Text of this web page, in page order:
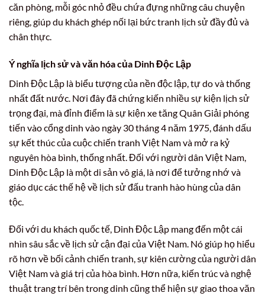
căn phòng, mỗi góc nhỏ đều chứa đựng những câu chuyện
riêng, giúp du khách ghép nối lại bức tranh lịch sử đầy đủ và
chân thực.
Ý nghĩa lịch sử và văn hóa của Dinh Độc Lập
Dinh Độc Lập là biểu tượng của nền độc lập, tự do và thống
nhất đất nước. Nơi đây đã chứng kiến nhiều sự kiện lịch sử
trọng đại, mà đỉnh điểm là sự kiện xe tăng Quân Giải phóng
tiến vào cổng dinh vào ngày 30 tháng 4 năm 1975, đánh dấu
sự kết thúc của cuộc chiến tranh Việt Nam và mở ra kỷ
nguyên hòa bình, thống nhất. Đối với người dân Việt Nam,
Dinh Độc Lập là một di sản vô giá, là nơi để tưởng nhớ và
giáo dục các thế hệ về lịch sử đấu tranh hào hùng của dân
tộc.
Đối với du khách quốc tế, Dinh Độc Lập mang đến một cái
nhìn sâu sắc về lịch sử cận đại của Việt Nam. Nó giúp họ hiểu
rõ hơn về bối cảnh chiến tranh, sự kiên cường của người dân
Việt Nam và giá trị của hòa bình. Hơn nữa, kiến trúc và nghệ
thuật trang trí bên trong dinh cũng thể hiện sự giao thoa văn